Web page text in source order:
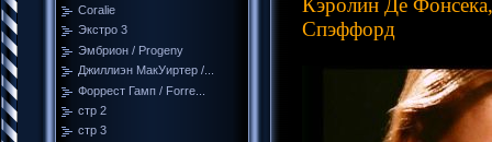
Coralie
Экстро 3
Эмбрион / Progeny
Джиллиэн МакУиртер /...
Форрест Гамп / Forre...
стр 2
стр 3
Кэролин Де
Спэффорд